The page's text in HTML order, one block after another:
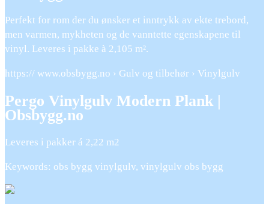
Perfekt for rom der du ønsker et inntrykk av ekte trebord,
men varmen, mykheten og de vanntette egenskapene til
vinyl. Leveres i pakke à 2,105 m².
https:// www.obsbygg.no › Gulv og tilbehør › Vinylgulv
Pergo Vinylgulv Modern Plank |
Obsbygg.no
Leveres i pakker á 2,22 m2
Keywords: obs bygg vinylgulv, vinylgulv obs bygg